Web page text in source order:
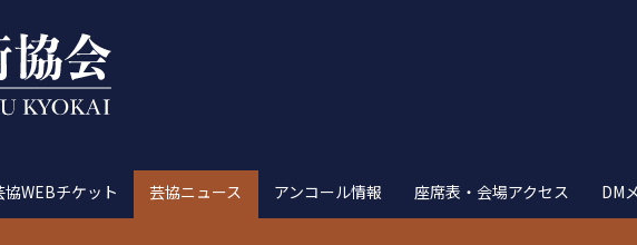
協WEBチケット 芸協ニュース アンコール情報 座席表・会場アクセス DM